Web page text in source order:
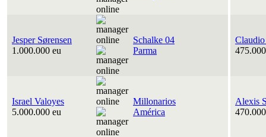
Jesper Sørensen
1.000.000 eu
Schalke 04
Parma
Claudio
Israel Valoyes
5.000.000 eu
Millonarios
América
Alexis